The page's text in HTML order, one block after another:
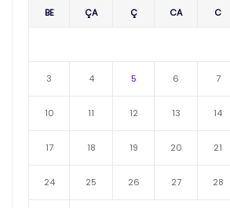
BE ÇA Ç CA C
3 4 5 6 7
10 11 12 13 14
17 18 19 20 21
24 25 26 27 28